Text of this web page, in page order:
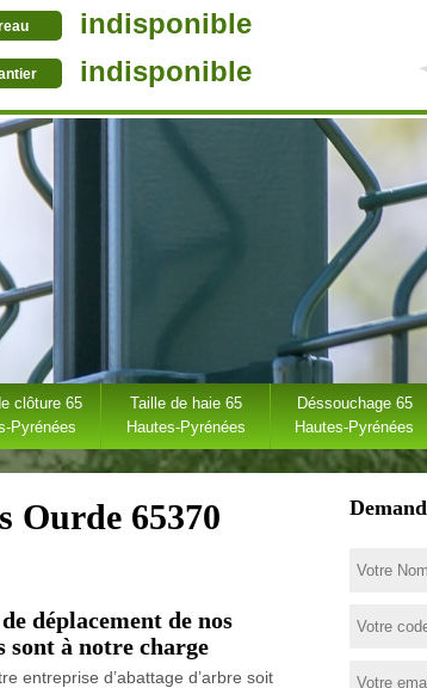
indisponible
indisponible
clôture 65
Pyrénées
Taille de haie 65
Hautes-Pyrénées
Déssouchage 65
Hautes-Pyrénées
Ourde 65370
déplacement de nos
sont à notre charge
entreprise d’abattage d’arbre soit